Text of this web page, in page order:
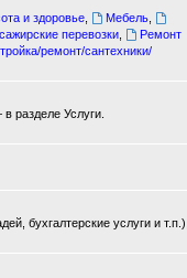
и здоровье, Мебель,
перевозки,
Ремонт
ремонт/сантехники/
разделе Услуги.
бухгалтерские услуги и т.п.),